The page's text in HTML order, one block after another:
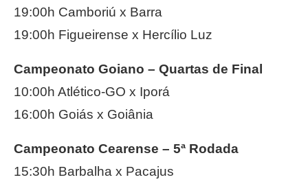
19:00h Camboriú x Barra
19:00h Figueirense x Hercílio Luz
Campeonato Goiano – Quartas de Final
10:00h Atlético-GO x Iporá
16:00h Goiás x Goiânia
Campeonato Cearense – 5ª Rodada
15:30h Barbalha x Pacajus